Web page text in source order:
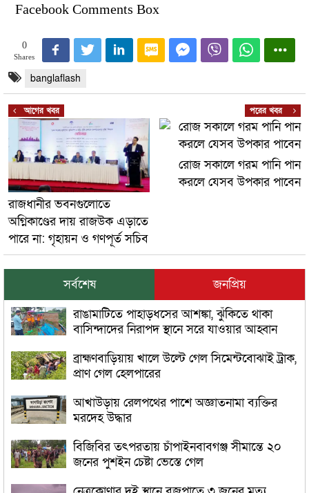
Facebook Comments Box
0
Shares
banglaflash
আগের খবর
রাজধানীর ভবনগুলোতে
অগ্নিকাণ্ডের দায় রাজউক এড়াতে
পারে না: গৃহায়ন ও গণপূর্ত সচিব
পরের খবর
রোজ সকালে গরম পানি পান
করলে যেসব উপকার পাবেন
সর্বশেষ
জনপ্রিয়
রাঙামাটিতে পাহাড়ধসের আশঙ্কা, ঝুঁকিতে থাকা
বাসিন্দাদের নিরাপদ স্থানে সরে যাওয়ার আহ্বান
ব্রাহ্মণবাড়িয়ায় খালে উল্টে গেল সিমেন্টবোঝাই ট্রাক,
প্রাণ গেল হেলপারের
আখাউড়ায় রেলপথের পাশে অজ্ঞাতনামা ব্যক্তির
মরদেহ উদ্ধার
বিজিবির তৎপরতায় চাঁপাইনবাবগঞ্জ সীমান্তে ২০
জনের পুশইন চেষ্টা ভেস্তে গেল